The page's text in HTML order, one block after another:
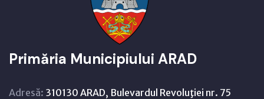
Primăria Municipiului ARAD
Adresă: 310130 ARAD, Bulevardul Revoluţiei nr. 75